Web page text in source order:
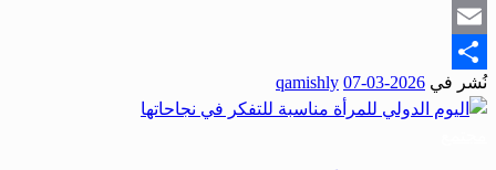
Snapchat
Email
Share
نُشر في 2026-03-07
qamishly